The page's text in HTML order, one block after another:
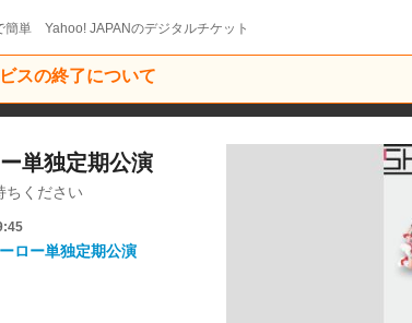
簡単 Yahoo! JAPANのデジタルチケット
スの終了について
単独定期公演
ください
ロー単独定期公演